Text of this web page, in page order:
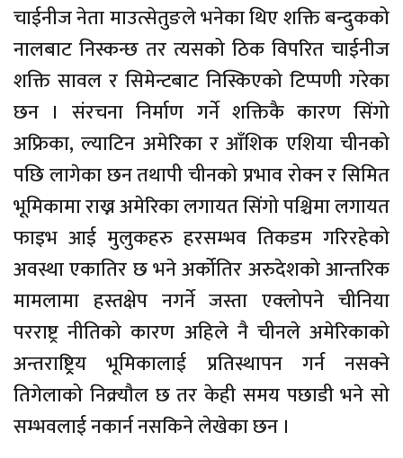
चाईनीज नेता माउत्सेतुङले भनेका थिए शक्ति बन्दुकको
नालबाट निस्कन्छ तर त्यसको ठिक विपरित चाईनीज
शक्ति सावल र सिमेन्टबाट निस्किएको टिप्पणी गरेका
छन । संरचना निर्माण गर्ने शक्तिकै कारण सिंगो
अफ्रिका, ल्याटिन अमेरिका र आँशिक एशिया चीनको
पछि लागेका छन तथापी चीनको प्रभाव रोक्न र सिमित
भूमिकामा राख्न अमेरिका लगायत सिंगो पश्चिमा लगायत
फाइभ आई मुलुकहरु हरसम्भव तिकडम गरिरहेको
अवस्था एकातिर छ भने अर्कोतिर अरुदेशको आन्तरिक
मामलामा हस्तक्षेप नगर्ने जस्ता एक्लोपने चीनिया
परराष्ट्र नीतिको कारण अहिले नै चीनले अमेरिकाको
अन्तराष्ट्र्रिय भूमिकालाई प्रतिस्थापन गर्न नसक्ने
तिगेलाको निक्र्याैल छ तर केही समय पछाडी भने सो
सम्भवलाई नकार्न नसकिने लेखेका छन ।